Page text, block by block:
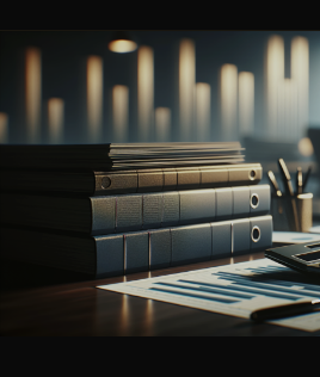
WHATSAPP
QUAL O SEU INTERESSE?